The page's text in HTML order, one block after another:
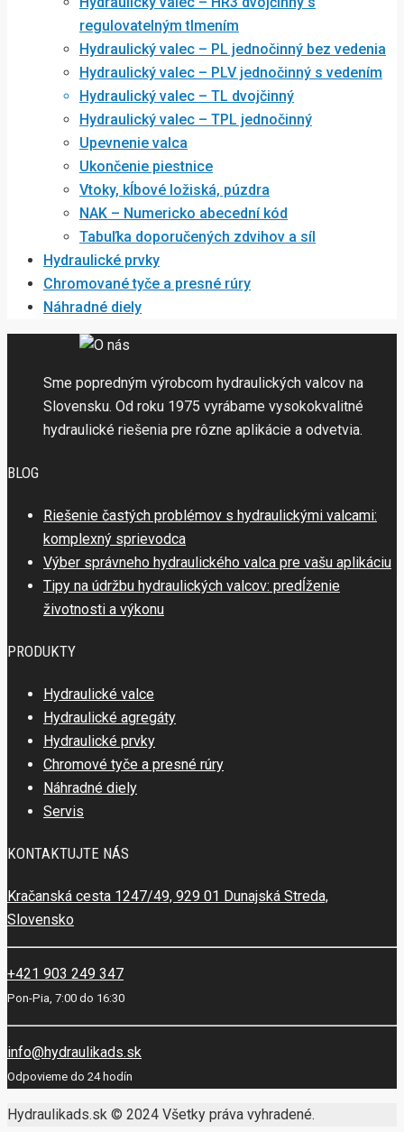
regulovatelným tlmením
Hydraulický valec – PL jednočinný bez vedenia
Hydraulický valec – PLV jednočinný s vedením
Hydraulický valec – TL dvojčinný
Hydraulický valec – TPL jednočinný
Upevnenie valca
Ukončenie piestnice
Vtoky, kĺbové ložiská, púzdra
NAK – Numericko abecední kód
Tabuľka doporučených zdvihov a síl
Hydraulické prvky
Chromované tyče a presné rúry
Náhradné diely
Sme popredným výrobcom hydraulických valcov na
Slovensku. Od roku 1975 vyrábame vysokokvalitné
hydraulické riešenia pre rôzne aplikácie a odvetvia.
BLOG
Riešenie častých problémov s hydraulickými valcami:
komplexný sprievodca
Výber správneho hydraulického valca pre vašu aplikáciu
Tipy na údržbu hydraulických valcov: predĺženie
životnosti a výkonu
PRODUKTY
Hydraulické valce
Hydraulické agregáty
Hydraulické prvky
Chromové tyče a presné rúry
Náhradné diely
Servis
KONTAKTUJTE NÁS
Kračanská cesta 1247/49, 929 01 Dunajská Streda,
Slovensko
+421 903 249 347
Pon-Pia, 7:00 do 16:30
info@hydraulikads.sk
Odpovieme do 24 hodín
Hydraulikads.sk © 2024 Všetky práva vyhradené.